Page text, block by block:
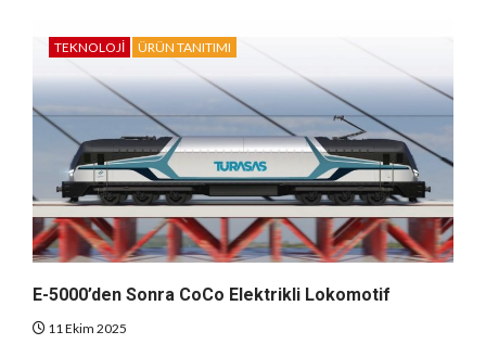
TEKNOLOJI ÜRÜN TANITIMI
E-5000’den Sonra CoCo Elektrikli Lokomotif
11 Ekim 2025